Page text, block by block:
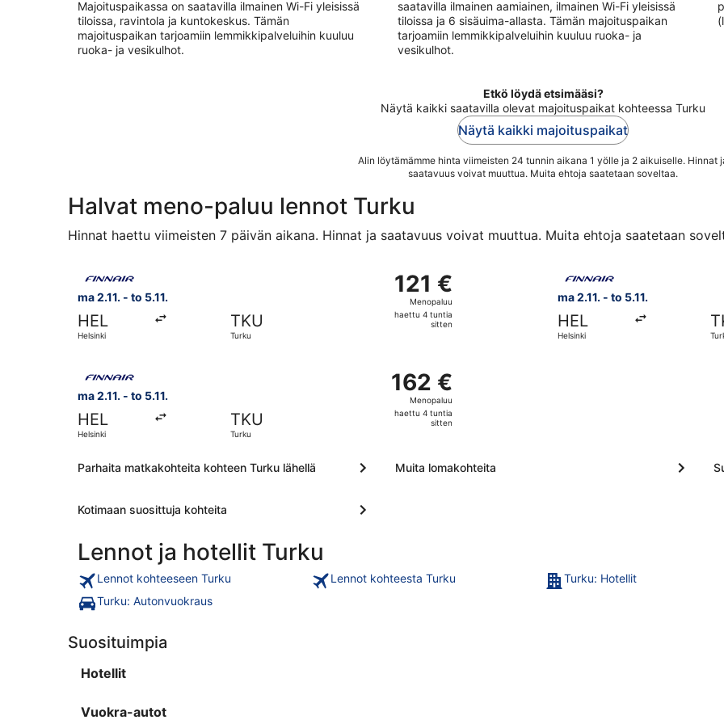
Majoituspaikassa on saatavilla ilmainen Wi-Fi yleisissä
tiloissa, ravintola ja kuntokeskus. Tämän
majoituspaikan tarjoamiin lemmikkipalveluihin kuuluu
ruoka- ja vesikulhot.
saatavilla ilmainen aamiainen, ilmainen Wi-Fi yleisissä
tiloissa ja 6 sisäuima-allasta. Tämän majoituspaikan
tarjoamiin lemmikkipalveluihin kuuluu ruoka- ja
vesikulhot.
Etkö löydä etsimääsi?
Näytä kaikki saatavilla olevat majoituspaikat kohteessa Turku
Näytä kaikki majoituspaikat
Alin löytämämme hinta viimeisten 24 tunnin aikana 1 yölle ja 2 aikuiselle. Hinnat
saatavuus voivat muuttua. Muita ehtoja saatetaan soveltaa.
Halvat meno-paluu lennot Turku
Hinnat haettu viimeisten 7 päivän aikana. Hinnat ja saatavuus voivat muuttua. Muita ehtoja saatetaan
ma 2.11. - to 5.11.
HEL
Helsinki
TKU
Turku
121 €
Menopaluu,
haettu
121 €
Menopaluu
haettu 4 tuntia
sitten
ma 2.11. - to 5.11.
HEL
Helsinki
ma 2.11. - to 5.11.
HEL
Helsinki
TKU
Turku
162 €
Menopaluu,
haettu
162 €
Menopaluu
haettu 4 tuntia
sitten
Parhaita matkakohteita kohteen Turku lähellä Muita lomakohteita
Kotimaan suosittuja kohteita
Lennot ja hotellit Turku
Lennot kohteeseen Turku Lennot kohteesta Turku Turku: Hotellit
Turku: Autonvuokraus
Suosituimpia
Hotellit
Vuokra-autot